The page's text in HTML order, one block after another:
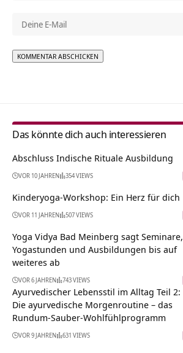
Das könnte dich auch interessieren
Abschluss Indische Rituale Ausbildung
VOR 10 JAHREN 354 VIEWS
Kinderyoga-Workshop: Ein Herz für dich
VOR 11 JAHREN 507 VIEWS
Yoga Vidya Bad Meinberg sagt Seminare,
Yogastunden und Ausbildungen bis auf
weiteres ab
VOR 6 JAHREN 743 VIEWS
Ayurvedischer Lebensstil im Alltag Teil 2:
Die ayurvedische Morgenroutine – das
Rundum-Sauber-Wohlfühlprogramm
VOR 9 JAHREN 631 VIEWS